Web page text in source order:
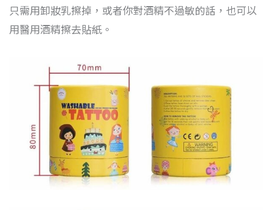
只需用卸妝乳擦掉，或者你對酒精不過敏的話，也可以
用醫用酒精擦去貼紙。